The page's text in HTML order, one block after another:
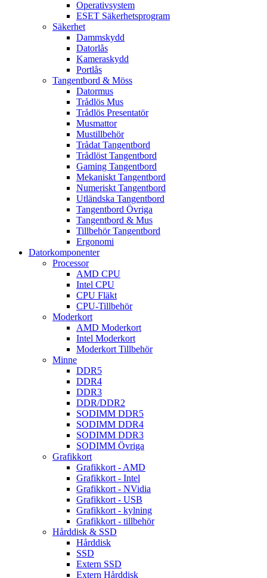
Operativsystem
ESET Säkerhetsprogram
Säkerhet
Dammskydd
Datorlås
Kameraskydd
Portlås
Tangentbord & Möss
Datormus
Trådlös Mus
Trådlös Presentatör
Musmattor
Mustillbehör
Trådat Tangentbord
Trådlöst Tangentbord
Gaming Tangentbord
Mekaniskt Tangentbord
Numeriskt Tangentbord
Utländska Tangentbord
Tangentbord Övriga
Tangentbord & Mus
Tillbehör Tangentbord
Ergonomi
Datorkomponenter
Processor
AMD CPU
Intel CPU
CPU Fläkt
CPU-Tillbehör
Moderkort
AMD Moderkort
Intel Moderkort
Moderkort Tillbehör
Minne
DDR5
DDR4
DDR3
DDR/DDR2
SODIMM DDR5
SODIMM DDR4
SODIMM DDR3
SODIMM Övriga
Grafikkort
Grafikkort - AMD
Grafikkort - Intel
Grafikkort - NVidia
Grafikkort - USB
Grafikkort - kylning
Grafikkort - tillbehör
Hårddisk & SSD
Hårddisk
SSD
Extern SSD
Extern Hårddisk